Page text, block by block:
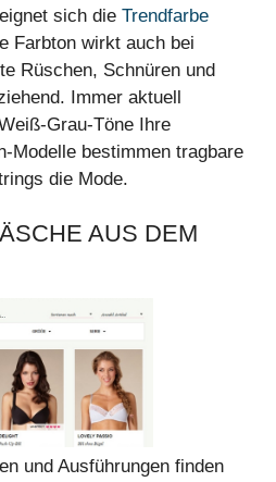
sich die Trendfarbe
Farbton wirkt auch bei
Rüschen, Schnüren und
Immer aktuell
Grau-Töne Ihre
Modelle bestimmen tragbare
die Mode.
AUS DEM
und Ausführungen finden